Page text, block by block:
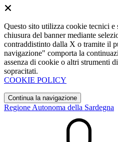
Questo sito utilizza cookie tecnici
chiusura del banner mediante
contraddistinto dalla X o tramite il
navigazione" comporta la
assenza di cookie o altri strumenti
sopracitati.
COOKIE POLICY
Continua la navigazione
Regione Autonoma della Sardegna